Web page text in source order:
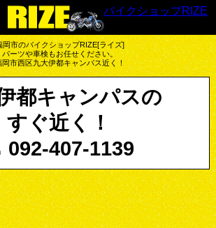
岡市のバイクショップRIZE[ライズ]
パーツや車検もお任せください。
岡市西区九大伊都キャンパス近く！
バイクショップRIZE
都キャンパスの
すぐ近く！
092-407-1139